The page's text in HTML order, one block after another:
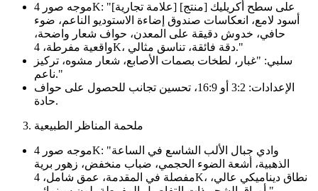
موجه صور 4K: "[علامة تجارية] [منتج] على سطح أكريليك
أسود لامع، انعكاسات صندوق إضاءة الاستوديو الناعم، ضوء
حافي، خدوش دقيقة على المعدن، حواف شعار واضحة،
واقعية مفرطة، 4K، دقة فائقة، تناسق مثالي."
سلبي: "غبار، لطخات بصمات الأصابع، شعار مشوه، تركيز
ناعم."
الإعدادات: 3:2 أو 16:9، تحسين تجانب للحصول على حواف
حادة.
ملحمة المناظر الطبيعية
موجه صور 4K: "وادي جبال الألب الشاسع في الساعة
الذهبية، أشعة الضوء الحجمي، ضباب منخفض، زهور برية
مفصلة في المقدمة، عمق شامل، 4K، نطاق ديناميكي عالي،